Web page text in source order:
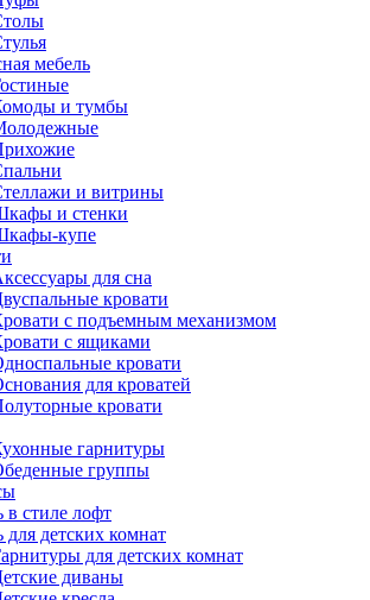
мебель
и тумбы
и витрины
и стенки
купе
для сна
кровати
с подъемным механизмом
с ящиками
кровати
для кроватей
кровати
гарнитуры
группы
в стиле лофт
для детских комнат
для детских комнат
диваны